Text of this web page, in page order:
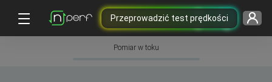
Przeprowadzić test prędkości
Pomiar w toku